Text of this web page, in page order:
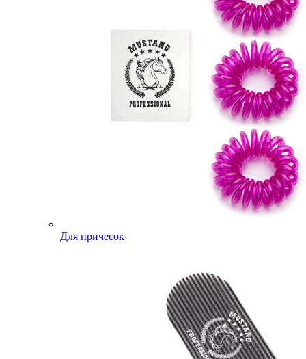
Для причесок